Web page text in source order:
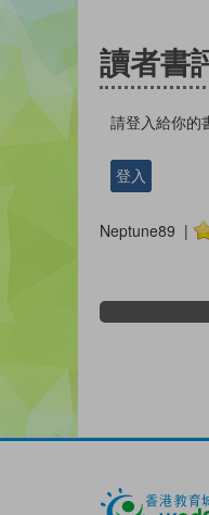
讀者書
請登入給你的
登入
Neptune89 |